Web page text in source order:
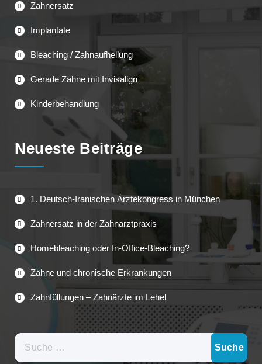
Zahnersatz
Implantate
Bleaching / Zahnaufhellung
Gerade Zähne mit Invisalign
Kinderbehandlung
Neueste Beiträge
1. Deutsch-Iranischen Ärztekongress in München
Zahnersatz in der Zahnarztpraxis
Homebleaching oder In-Office-Bleaching?
Zähne und chronische Erkrankungen
Zahnfüllungen – Zahnärzte im Lehel
Suche
nach: